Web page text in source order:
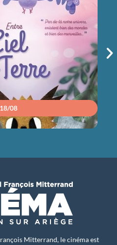
08
CIEL ET TERRE
sam 15/08
14h30
Mitterrand, le cinéma est